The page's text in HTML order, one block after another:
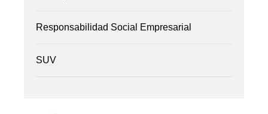
Responsabilidad Social Empresarial
SUV